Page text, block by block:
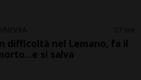
7 ore
difficoltà nel Lemano, fa il
si salva